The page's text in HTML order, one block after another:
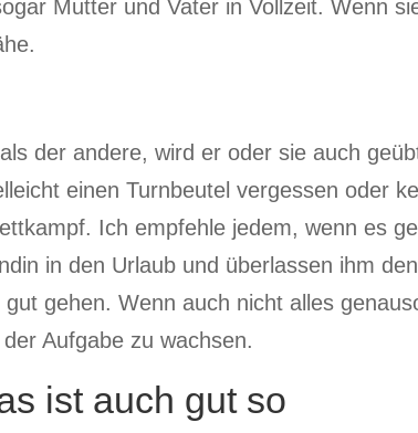
Mutter und Vater in Vollzeit. Wenn
der andere, wird er oder sie auch
einen Turnbeutel vergessen oder
Ich empfehle jedem, wenn es
in den Urlaub und überlassen ihm
gehen. Wenn auch nicht alles
Aufgabe zu wachsen.
ist auch gut so